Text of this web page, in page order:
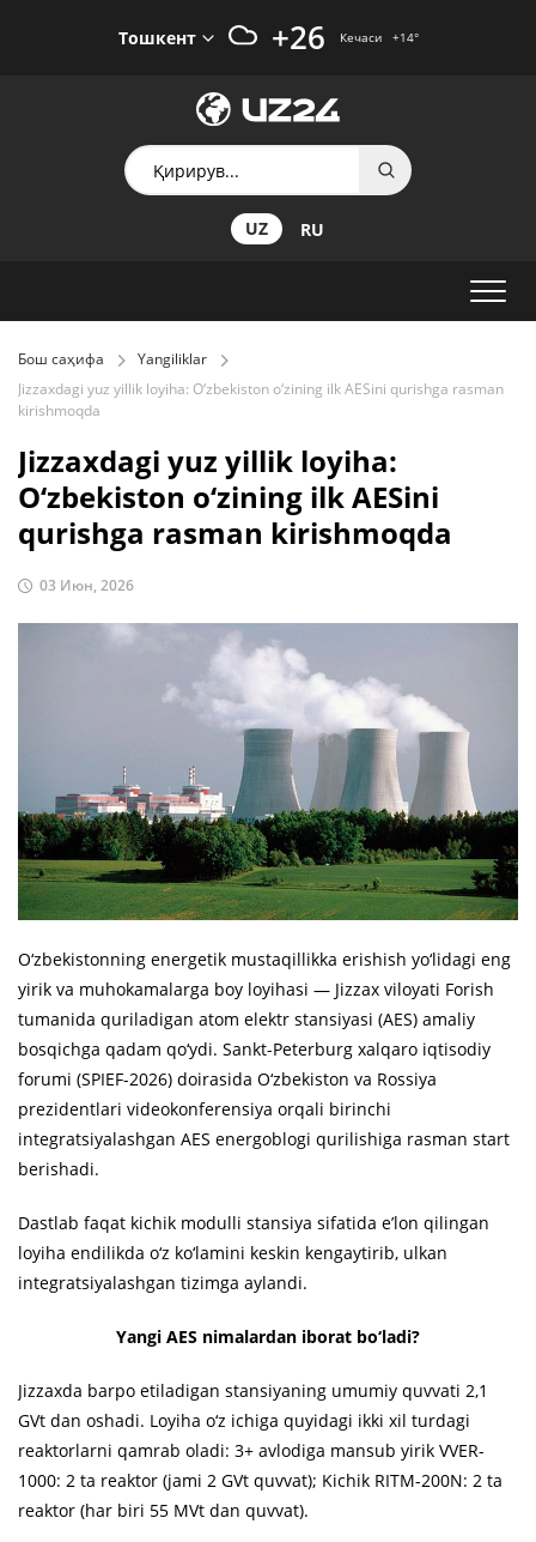
Тошкент +26 Кечаси +14°
UZ RU
Бош саҳифа
Yangiliklar
Jizzaxdagi yuz yillik loyiha: O‘zbekiston o‘zining ilk AESini qurishga rasman
kirishmoqda
Jizzaxdagi yuz yillik loyiha:
O‘zbekiston o‘zining ilk AESini
qurishga rasman kirishmoqda
03 Июн, 2026
O‘zbekistonning energetik mustaqillikka erishish yo‘lidagi eng
yirik va muhokamalarga boy loyihasi — Jizzax viloyati Forish
tumanida quriladigan atom elektr stansiyasi (AES) amaliy
bosqichga qadam qo‘ydi. Sankt-Peterburg xalqaro iqtisodiy
forumi (SPIEF-2026) doirasida O‘zbekiston va Rossiya
prezidentlari videokonferensiya orqali birinchi
integratsiyalashgan AES energoblogi qurilishiga rasman start
berishadi.
Dastlab faqat kichik modulli stansiya sifatida e’lon qilingan
loyiha endilikda o‘z ko‘lamini keskin kengaytirib, ulkan
integratsiyalashgan tizimga aylandi.
Yangi AES nimalardan iborat bo‘ladi?
Jizzaxda barpo etiladigan stansiyaning umumiy quvvati 2,1
GVt dan oshadi. Loyiha o‘z ichiga quyidagi ikki xil turdagi
reaktorlarni qamrab oladi: 3+ avlodiga mansub yirik VVER-
1000: 2 ta reaktor (jami 2 GVt quvvat); Kichik RITM-200N: 2 ta
reaktor (har biri 55 MVt dan quvvat).